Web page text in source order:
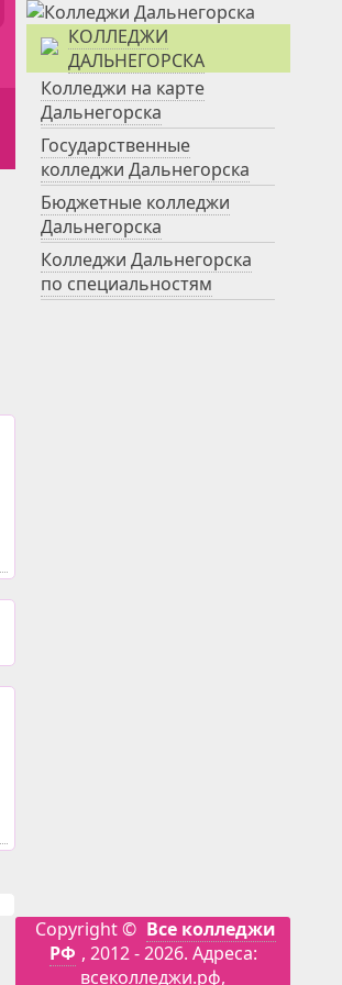
КОЛЛЕДЖИ
ДАЛЬНЕГОРСКА
Колледжи на карте
Дальнегорска
Государственные
колледжи Дальнегорска
Бюджетные колледжи
Дальнегорска
Колледжи Дальнегорска
по специальностям
Copyright © Все колледжи
РФ , 2012 - 2026. Адреса:
всеколледжи.рф,